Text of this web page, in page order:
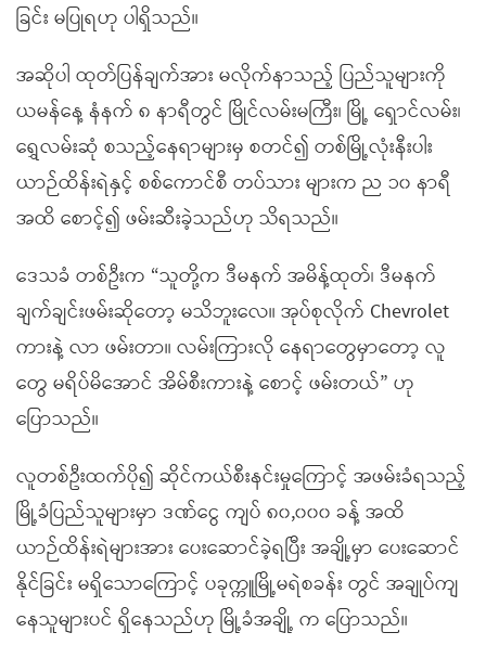
ခြင်း မပြုရဟု ပါရှိသည်။
အဆိုပါ ထုတ်ပြန်ချက်အား မလိုက်နာသည့် ပြည်သူများကို
ယမန်နေ့ နံနက် ၈ နာရီတွင် မြိုင်လမ်းမကြီး၊ မြို့ ရှောင်လမ်း၊
ရွှေလမ်းဆုံ စသည့်နေရာများမှ စတင်၍ တစ်မြို့လုံးနီးပါး
ယာဉ်ထိန်းရဲနှင့် စစ်ကောင်စီ တပ်သား များက ည ၁၀ နာရီ
အထိ စောင့်၍ ဖမ်းဆီးခဲ့သည်ဟု သိရသည်။
ဒေသခံ တစ်ဦးက “သူတို့က ဒီမနက် အမိန့်ထုတ်၊ ဒီမနက်
ချက်ချင်းဖမ်းဆိုတော့ မသိဘူးလေ။ အုပ်စုလိုက် Chevrolet
ကားနဲ့ လာ ဖမ်းတာ။ လမ်းကြားလို နေရာတွေမှာတော့ လူ
တွေ မရိပ်မိအောင် အိမ်စီးကားနဲ့ စောင့် ဖမ်းတယ်” ဟု
ပြောသည်။
လူတစ်ဦးထက်ပို၍ ဆိုင်ကယ်စီးနင်းမှုကြောင့် အဖမ်းခံရသည့်
မြို့ခံပြည်သူများမှာ ဒဏ်ငွေ ကျပ် ၈၀,၀၀၀ ခန့် အထိ
ယာဉ်ထိန်းရဲများအား ပေးဆောင်ခဲ့ရပြီး အချို့မှာ ပေးဆောင်
နိုင်ခြင်း မရှိသောကြောင့် ပခုက္ကူမြို့မရဲစခန်း တွင် အချုပ်ကျ
နေသူများပင် ရှိနေသည်ဟု မြို့ခံအချို့ က ပြောသည်။